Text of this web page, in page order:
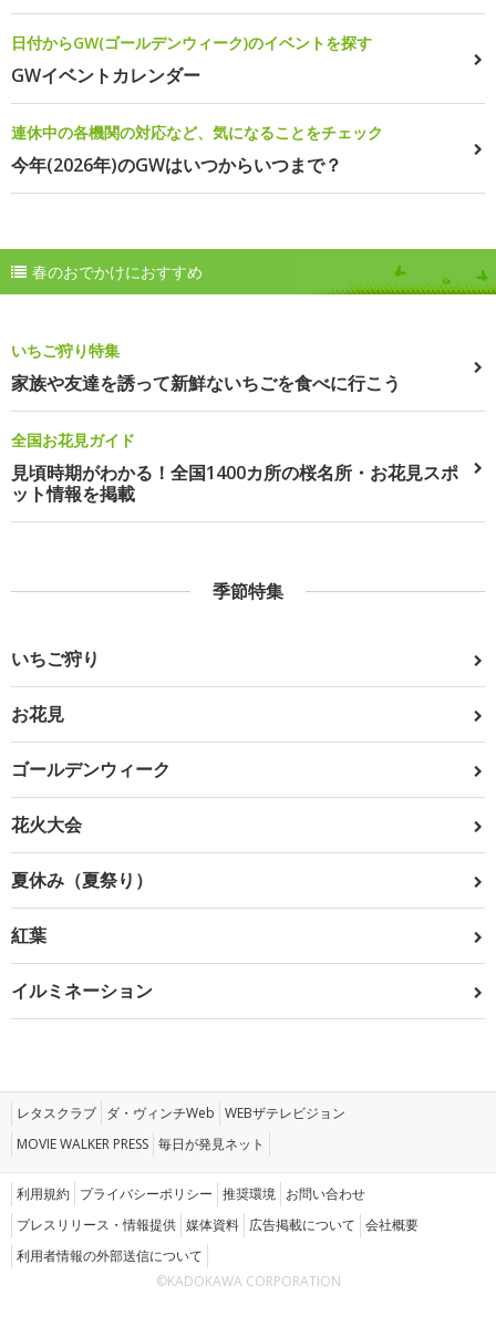
日付からGW(ゴールデンウィーク)のイベントを探す
GWイベントカレンダー
連休中の各機関の対応など、気になることをチェック
今年(2026年)のGWはいつからいつまで？
春のおでかけにおすすめ
いちご狩り特集
家族や友達を誘って新鮮ないちごを食べに行こう
全国お花見ガイド
見頃時期がわかる！全国1400カ所の桜名所・お花見スポ
ット情報を掲載
季節特集
いちご狩り
お花見
ゴールデンウィーク
花火大会
夏休み（夏祭り）
紅葉
イルミネーション
レタスクラブ ダ・ヴィンチWeb WEBザテレビジョン
MOVIE WALKER PRESS 毎日が発見ネット
利用規約 プライバシーポリシー 推奨環境 お問い合わせ
プレスリリース・情報提供 媒体資料 広告掲載について 会社概要
利用者情報の外部送信について
©KADOKAWA CORPORATION